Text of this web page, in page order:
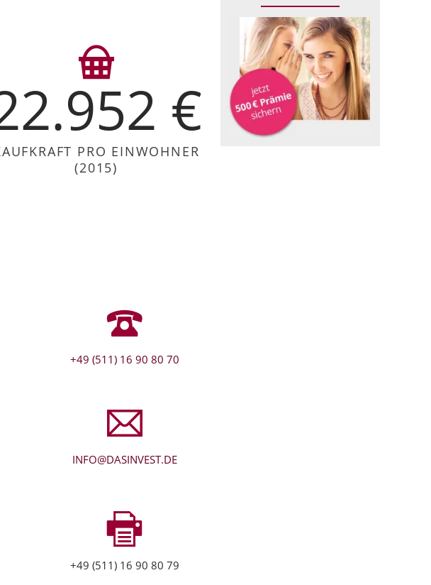
€
PRO EINWOHNER
(2015)
+49 (511) 16 90 80 70
INFO@DASINVEST.DE
+49 (511) 16 90 80 79